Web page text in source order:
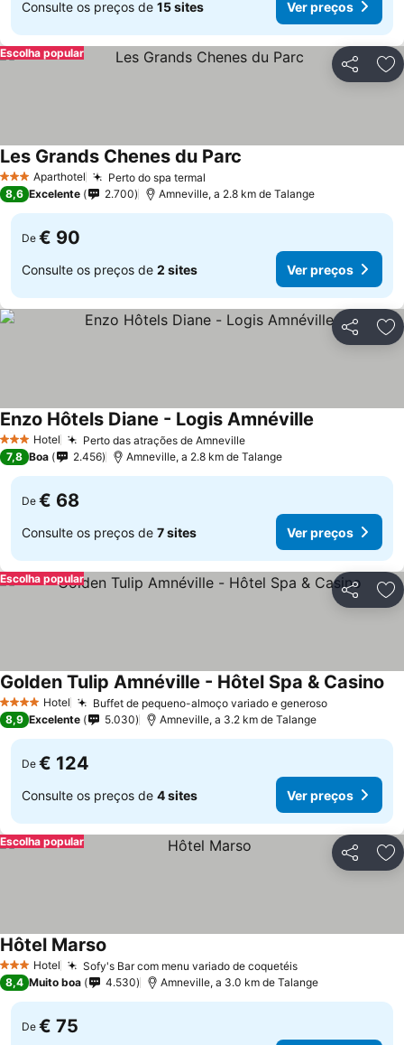
Consulte os preços de 15 sites Ver preços
Partilhar
Escolha popular
3 EstrelasAparthotel Perto do spa termal
Les Grands Chenes du Parc
8,6 Excelente 2.700 Amneville, a 2.8 km de Talange
De € 90
Consulte os preços de 2 sites Ver preços
Partilhar
3 EstrelasHotel Perto das atrações de AmnevilleVer preços
Enzo Hôtels Diane - Logis Amnéville
7,8 Boa 2.456 Amneville, a 2.8 km de Talange
De € 68
Consulte os preços de 7 sites Ver preços
Partilhar
Escolha popular
4 EstrelasHotel Buffet de pequeno-almoço variado e generosoVer preços
Golden Tulip Amnéville - Hôtel Spa & Casino
8,9 Excelente 5.030 Amneville, a 3.2 km de Talange
De € 124
Consulte os preços de 4 sites Ver preços
Partilhar
Escolha popular
3 EstrelasHotel Sofy's Bar com menu variado de coquetéisVer preços
Hôtel Marso
8,4 Muito boa 4.530 Amneville, a 3.0 km de Talange
De € 75